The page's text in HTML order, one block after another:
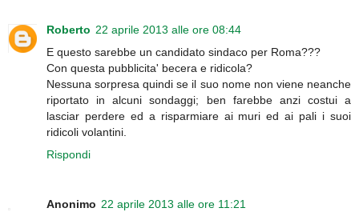
Roberto 22 aprile 2013 alle ore 08:44
E questo sarebbe un candidato sindaco per Roma???
Con questa pubblicita' becera e ridicola?
Nessuna sorpresa quindi se il suo nome non viene neanche
riportato in alcuni sondaggi; ben farebbe anzi costui a
lasciar perdere ed a risparmiare ai muri ed ai pali i suoi
ridicoli volantini.
Rispondi
Anonimo 22 aprile 2013 alle ore 11:21